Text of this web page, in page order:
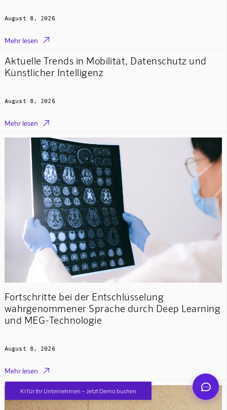
KI für Ihr Unternehmen – Jetzt Demo buchen
Mindverse Support
Online · KI-Assistent
August 8, 2026
Mehr lesen 
Aktuelle Trends in Mobilität, Datenschutz und
Künstlicher Intelligenz
August 8, 2026
Mehr lesen 
Fortschritte bei der Entschlüsselung
wahrgenommener Sprache durch Deep Learning
und MEG-Technologie
August 8, 2026
Mehr lesen 